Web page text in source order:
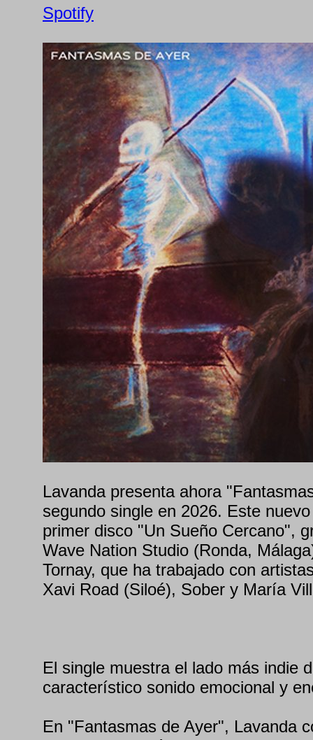
Spotify
Lavanda presenta ahora
segundo single en 2026. Este
primer disco "Un Sueño Cercano",
Wave Nation Studio (Ronda,
Tornay, que ha trabajado con
Xavi Road (Siloé), Sober y María
El single muestra el lado más indie
característico sonido emocional y
En "Fantasmas de Ayer", Lavanda